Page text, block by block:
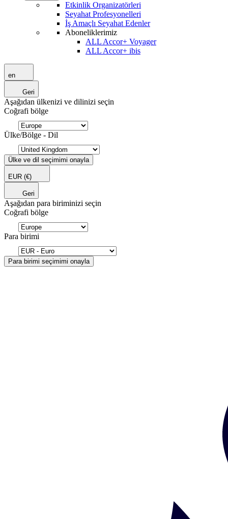
Etkinlik Organizatörleri
Seyahat Profesyonelleri
İş Amaçlı Seyahat Edenler
Aboneliklerimiz
ALL Accor+ Voyager
ALL Accor+ ibis
en
Geri
Aşağıdan ülkenizi ve dilinizi seçin
Coğrafi bölge
Ülke/Bölge - Dil
Ülke ve dil seçimimi onayla
EUR (€)
Geri
Aşağıdan para biriminizi seçin
Coğrafi bölge
Para birimi
Para birimi seçimimi onayla